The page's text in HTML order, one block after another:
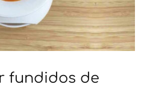
fundidos de